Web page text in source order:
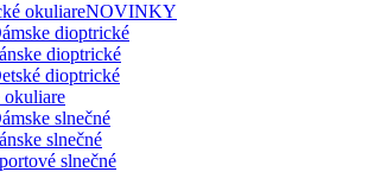
okuliareNOVINKY
dioptrické
dioptrické
dioptrické
okuliare
slnečné
slnečné
slnečné